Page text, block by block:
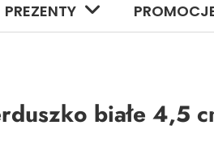
PREZENTY
białe 4,5